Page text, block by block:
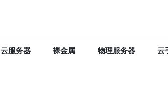
云服务器 裸金属 物理服务器 云